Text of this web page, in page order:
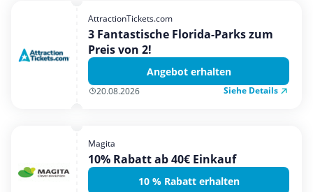
AttractionTickets.com
3 Fantastische Florida-Parks zum
Preis von 2!
Angebot erhalten
20.08.2026 Siehe Details
Magita
10% Rabatt ab 40€ Einkauf
10 % Rabatt erhalten